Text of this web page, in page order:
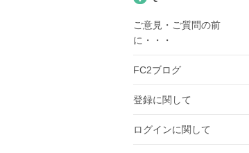
ご意見・ご質問の前
に・・・
FC2ブログ
登録に関して
ログインに関して